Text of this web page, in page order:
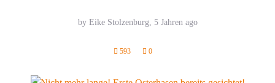
by Eike Stolzenburg, 5 Jahren ago
593 0